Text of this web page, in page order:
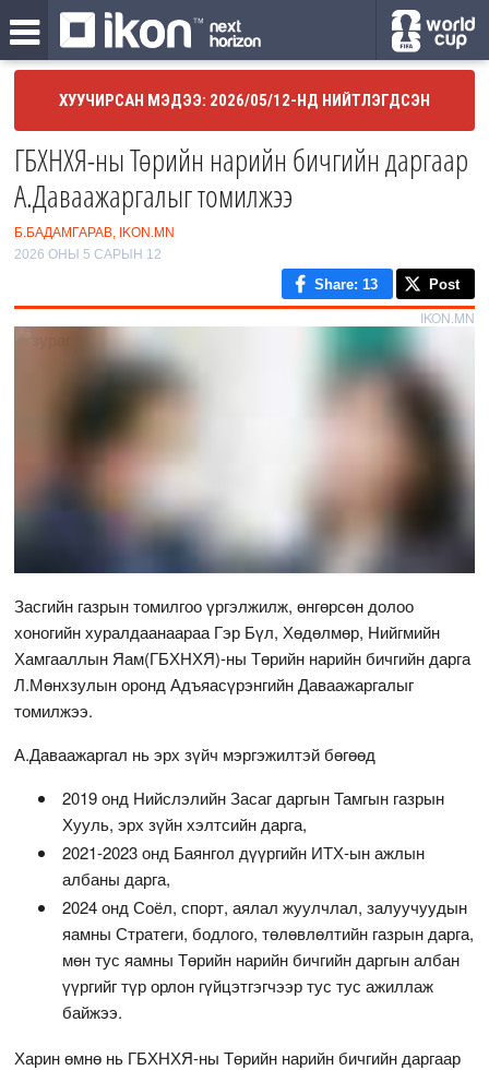
ХУУЧИРСАН МЭДЭЭ: 2026/05/12-НД НИЙТЛЭГДСЭН
ГБХНХЯ-ны Төрийн нарийн бичгийн даргаар
А.Даваажаргалыг томилжээ
Б.БАДАМГАРАВ, IKON.MN
2026 ОНЫ 5 САРЫН 12
Share: 13 Post
IKON.MN
Засгийн газрын томилгоо үргэлжилж, өнгөрсөн долоо
хоногийн хуралдаанаараа Гэр Бүл, Хөдөлмөр, Нийгмийн
Хамгааллын Яам(ГБХНХЯ)-ны Төрийн нарийн бичгийн дарга
Л.Мөнхзулын оронд Адъяасүрэнгийн Даваажаргалыг
томилжээ.
А.Даваажаргал нь эрх зүйч мэргэжилтэй бөгөөд
2019 онд Нийслэлийн Засаг даргын Тамгын газрын
Хууль, эрх зүйн хэлтсийн дарга,
2021-2023 онд Баянгол дүүргийн ИТХ-ын ажлын
албаны дарга,
2024 онд Соёл, спорт, аялал жуулчлал, залуучуудын
яамны Стратеги, бодлого, төлөвлөлтийн газрын дарга,
мөн тус яамны Төрийн нарийн бичгийн даргын албан
үүргийг түр орлон гүйцэтгэгчээр тус тус ажиллаж
байжээ.
Харин өмнө нь ГБХНХЯ-ны Төрийн нарийн бичгийн даргаар